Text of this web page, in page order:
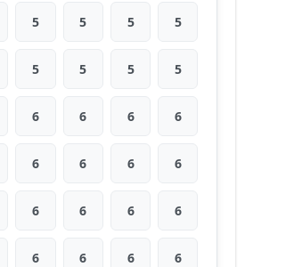
5 5 5 5
5 5 5 5
6 6 6 6
6 6 6 6
6 6 6 6
6 6 6 6